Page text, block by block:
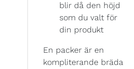
blir då den höjd
som du valt för
din produkt
En packer är en
kompliterande bräda